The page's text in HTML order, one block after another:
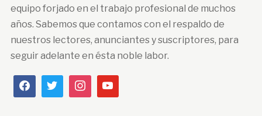
equipo forjado en el trabajo profesional de muchos
años. Sabemos que contamos con el respaldo de
nuestros lectores, anunciantes y suscriptores, para
seguir adelante en ésta noble labor.